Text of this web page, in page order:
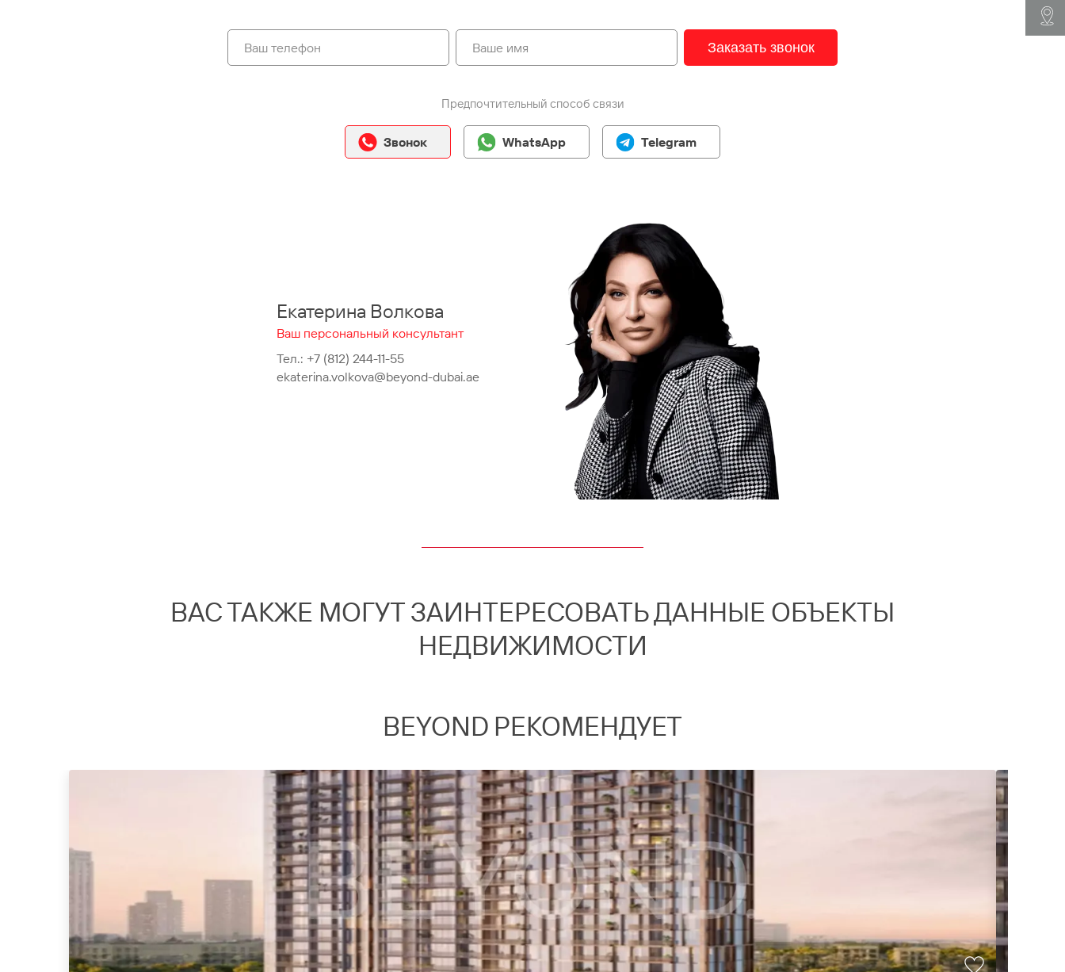
Заказать звонок
Предпочтительный способ связи
Звонок WhatsApp Telegram
Екатерина Волкова
Ваш персональный консультант
Тел.: +7 (812) 244-11-55
ekaterina.volkova@beyond-dubai.ae
ВАС ТАКЖЕ МОГУТ ЗАИНТЕРЕСОВАТЬ ДАННЫЕ ОБЪЕКТЫ
НЕДВИЖИМОСТИ
BEYOND РЕКОМЕНДУЕТ